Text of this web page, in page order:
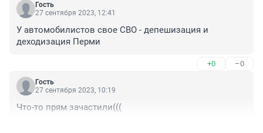
Гость
27 сентября 2023, 12:41
У автомобилистов свое СВО - депешизация и
деходизация Перми
+0 –0
Гость
27 сентября 2023, 10:19
Что-то прям зачастили(((